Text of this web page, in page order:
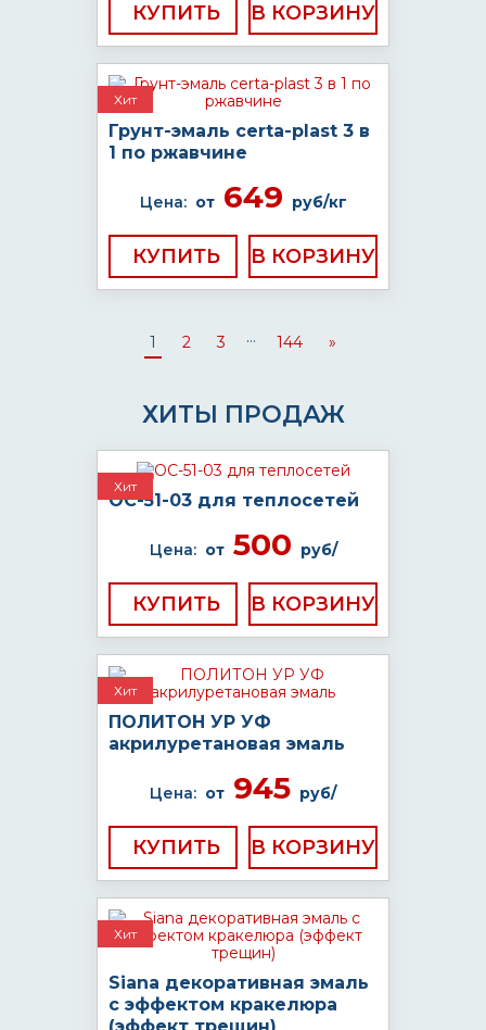
КУПИТЬ
Хит
Грунт-эмаль certa-plast 3 в
1 по ржавчине
Цена: от649 руб/кг
КУПИТЬ
1 2 3 ... 144 »
ХИТЫ ПРОДАЖ
Хит
ОС-51-03 для теплосетей
Цена: от500 руб/
КУПИТЬ
Хит
ПОЛИТОН УР УФ
акрилуретановая эмаль
Цена: от 945 руб/
КУПИТЬ
Хит
Siana декоративная эмаль
с эффектом кракелюра